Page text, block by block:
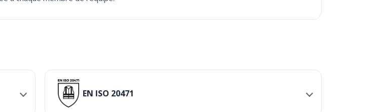
EN ISO 20471